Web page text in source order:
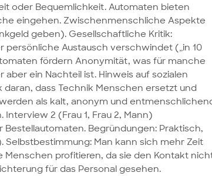
oder Bequemlichkeit. Automaten bieten
eingehen. Zwischenmenschliche Aspekte
geben). Gesellschaftliche Kritik:
Austausch verschwindet („in 10
fördern Anonymität, was für manche
ein Nachteil ist. Hinweis auf sozialen
dass Technik Menschen ersetzt und
als kalt, anonym und
2 (Frau 1, Frau 2, Mann)
Begründungen: Praktisch,
Man kann sich mehr Zeit
Menschen profitieren, da sie den Kontakt
für das Personal gesehen.